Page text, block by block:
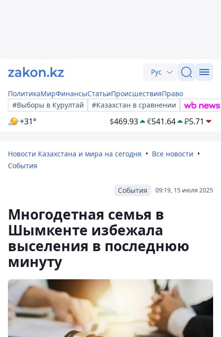
Рус
ПолитикаМирФинансыСтатьиПроисшествияПраво
#Выборы в Курултай
#Казахстан в сравнении
+31° $469.93 €541.64 ₽5.71
Новости Казахстана и мира на сегодня
Все новости
События
09:19, 15 июля 2025
События
Многодетная семья в
Шымкенте избежала
выселения в последнюю
минуту